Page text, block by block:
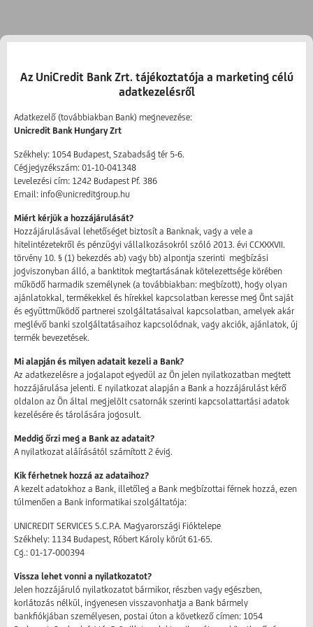
Az UniCredit Bank Zrt. tájékoztatója a marketing célú
adatkezelésről
Adatkezelő (továbbiakban Bank) megnevezése:
Unicredit Bank Hungary Zrt
Székhely: 1054 Budapest, Szabadság tér 5-6.
Cégjegyzékszám: 01-10-041348
Levelezési cím: 1242 Budapest Pf. 386
Email: info@unicreditgroup.hu
Miért kérjük a hozzájárulását?
Hozzájárulásával lehetőséget biztosít a Banknak, vagy a vele a
hitelintézetekről és pénzügyi vállalkozásokról szóló 2013. évi CCXXXVII.
törvény 10. § (1) bekezdés ab) vagy bb) alpontja szerinti megbízási
jogviszonyban álló, a banktitok megtartásának kötelezettsége körében
működő harmadik személynek (a továbbiakban: megbízott), hogy olyan
ajánlatokkal, termékekkel és hírekkel kapcsolatban keresse meg Önt saját
és együttműködő partnerei szolgáltatásaival kapcsolatban, amelyek akár
meglévő banki szolgáltatásaihoz kapcsolódnak, vagy akciók, ajánlatok, új
termék bevezetések.
Mi alapján és milyen adatait kezeli a Bank?
Az adatkezelésre a jogalapot egyedül az Ön jelen nyilatkozatban megtett
hozzájárulása jelenti. E nyilatkozat alapján a Bank a hozzájárulást kérő
oldalon az Ön által megjelölt csatornák szerinti kapcsolattartási adatok
kezelésére és tárolására jogosult.
Meddig őrzi meg a Bank az adatait?
A nyilatkozat aláírásától számított 2 évig.
Kik férhetnek hozzá az adataihoz?
A kezelt adatokhoz a Bank, illetőleg a Bank megbízottai férnek hozzá, ezen
túlmenően a Bank informatikai szolgáltatója:
UNICREDIT SERVICES S.C.P.A. Magyarországi Fióktelepe
Székhely: 1134 Budapest, Róbert Károly körút 61-65.
Cg.: 01-17-000394
Vissza lehet vonni a nyilatkozatot?
Jelen hozzájáruló nyilatkozatot bármikor, részben vagy egészben,
korlátozás nélkül, ingyenesen visszavonhatja a Bank bármely
bankfiókjában személyesen, postai úton a következő címen: 1054